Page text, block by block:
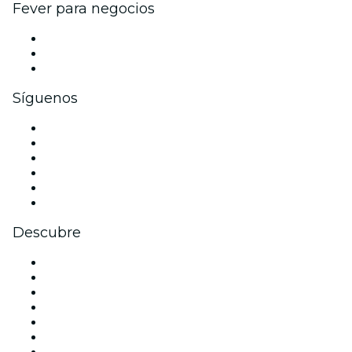
Fever para negocios
Síguenos
Descubre